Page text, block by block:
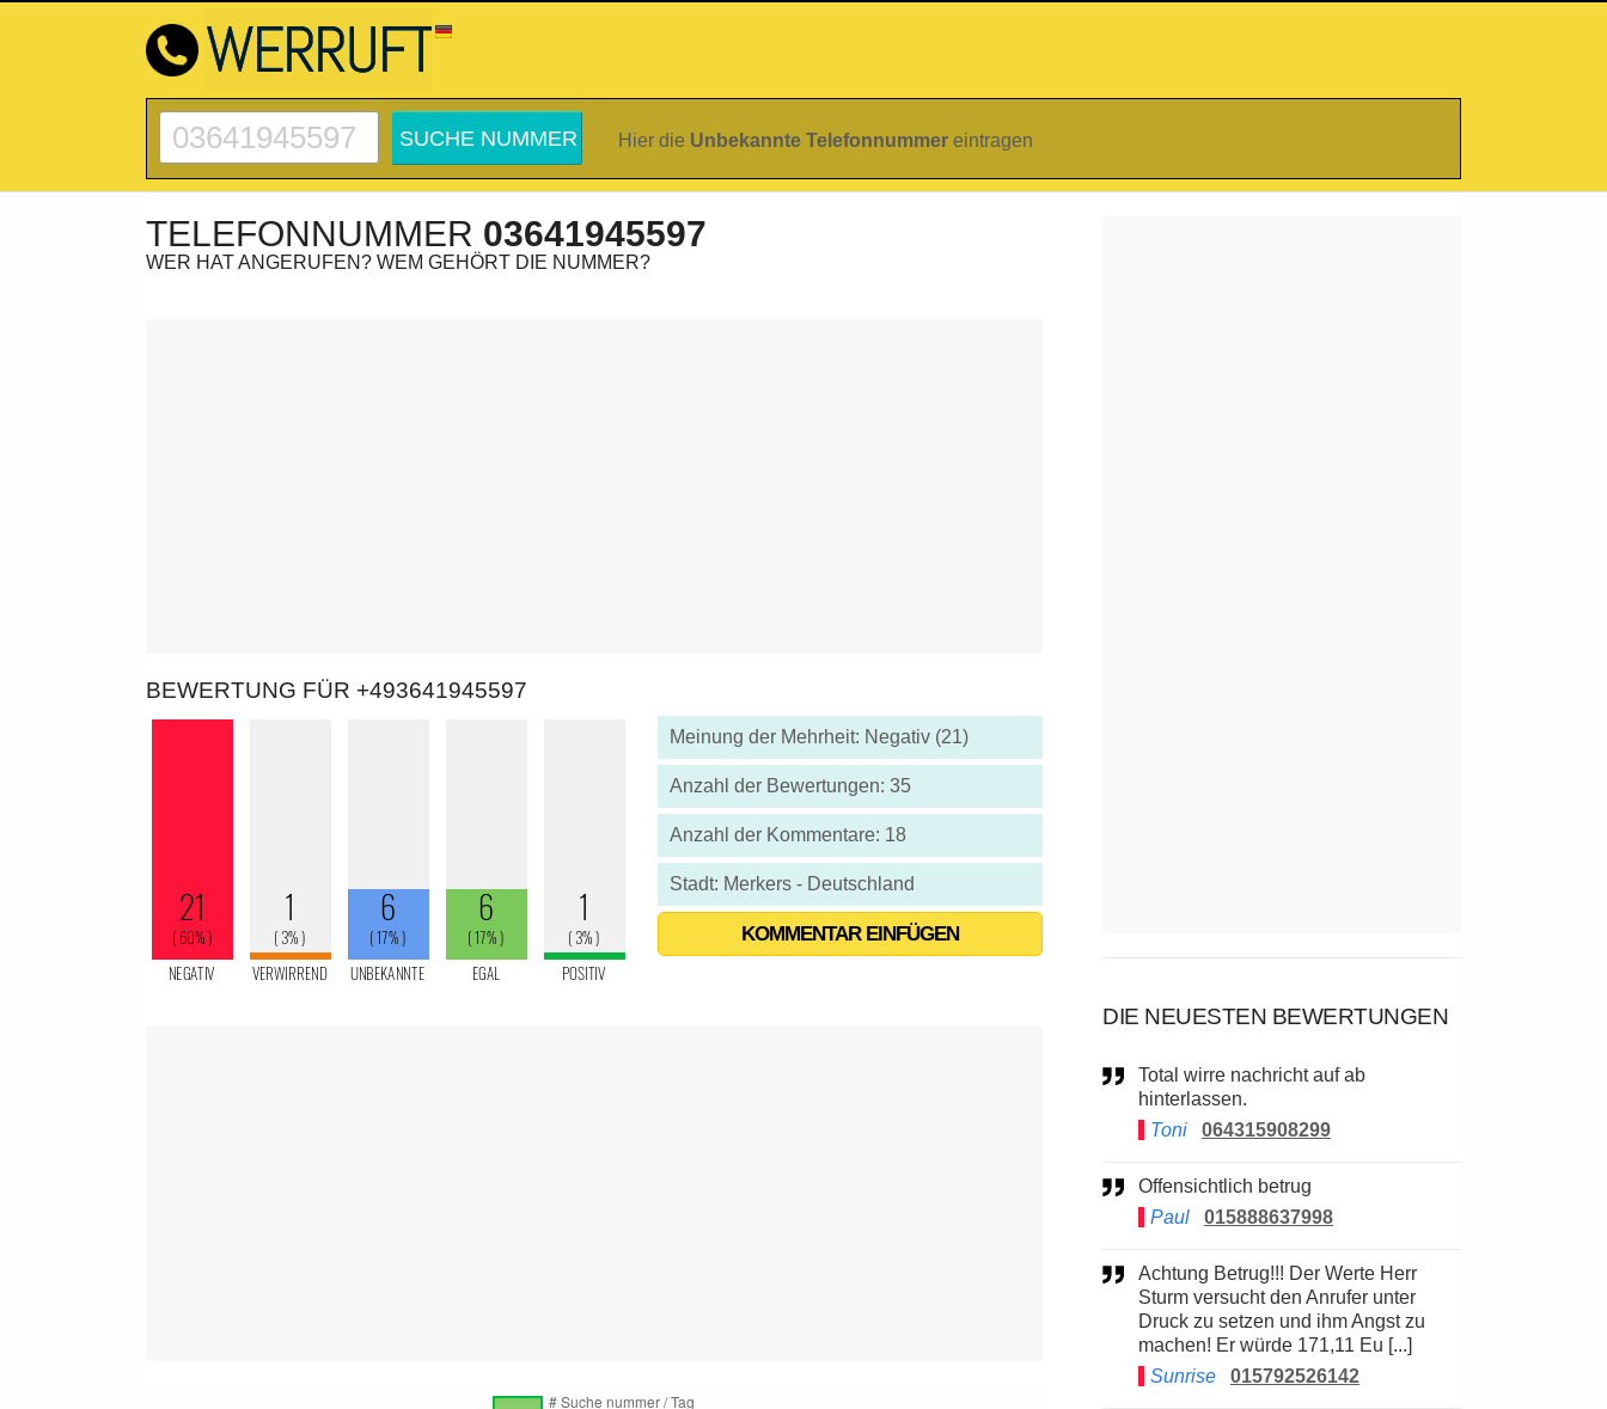
Hier die Unbekannte Telefonnummer eintragen
TELEFONNUMMER 03641945597
WER HAT ANGERUFEN? WEM GEHÖRT DIE NUMMER?
BEWERTUNG FÜR +493641945597
Meinung der Mehrheit: Negativ (21)
Anzahl der Bewertungen: 35
Anzahl der Kommentare: 18
Stadt: Merkers - Deutschland
KOMMENTAR EINFÜGEN
DIE NEUESTEN BEWERTUNGEN
Total wirre nachricht auf ab
hinterlassen.
Toni
064315908299
Offensichtlich betrug
Paul
015888637998
Achtung Betrug!!! Der Werte Herr
Sturm versucht den Anrufer unter
Druck zu setzen und ihm Angst zu
machen! Er würde 171,11 Eu [...]
Sunrise
015792526142